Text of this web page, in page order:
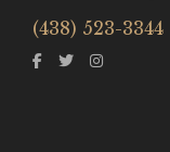
(438) 523-3344